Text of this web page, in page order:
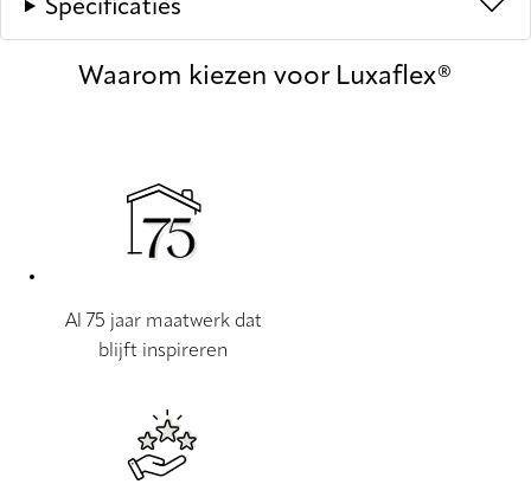
Specificaties
Waarom kiezen voor Luxaflex®
Al 75 jaar maatwerk dat
blijft inspireren